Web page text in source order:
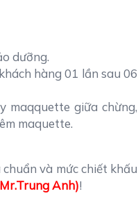
dưỡng.
hàng 01 lần sau 06
maqquette giữa chừng,
maquette.
và mức chiết khấu
Anh)!